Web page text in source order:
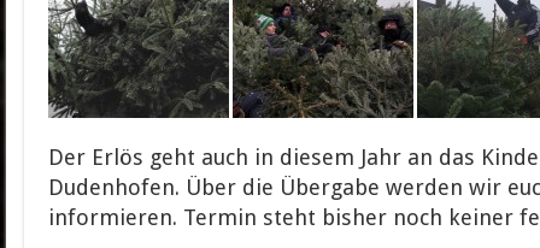
Der Erlös geht auch in diesem Jahr an das
Dudenhofen. Über die Übergabe werden wir
informieren. Termin steht bisher noch keiner